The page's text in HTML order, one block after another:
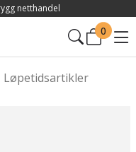
netthandel
0
Løpetidsartikler